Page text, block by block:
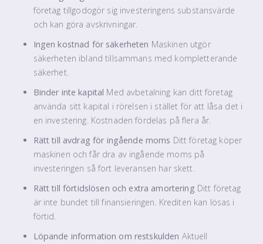
företag tillgodogör sig investeringens substansvärde
och kan göra avskrivningar.
Ingen kostnad för säkerheten Maskinen utgör
säkerheten ibland tillsammans med kompletterande
säkerhet.
Binder inte kapital Med avbetalning kan ditt företag
använda sitt kapital i rörelsen i stället för att låsa det i
en investering. Kostnaden fördelas på flera år.
Rätt till avdrag för ingående moms Ditt företag köper
maskinen och får dra av ingående moms på
investeringen så fort leveransen har skett.
Rätt till förtidslösen och extra amortering Ditt företag
är inte bundet till finansieringen. Krediten kan lösas i
förtid.
Löpande information om restskulden Aktuell